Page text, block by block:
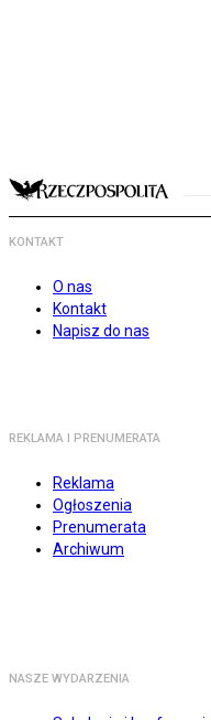
KONTAKT
O nas
Kontakt
Napisz do nas
REKLAMA I PRENUMERATA
Reklama
Ogłoszenia
Prenumerata
Archiwum
NASZE WYDARZENIA